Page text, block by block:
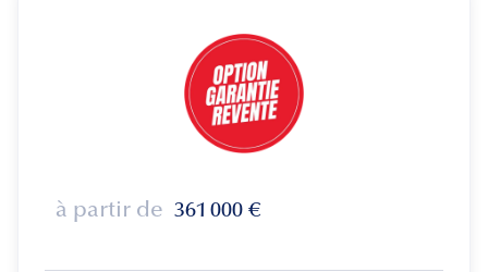
à partir de 361 000 €